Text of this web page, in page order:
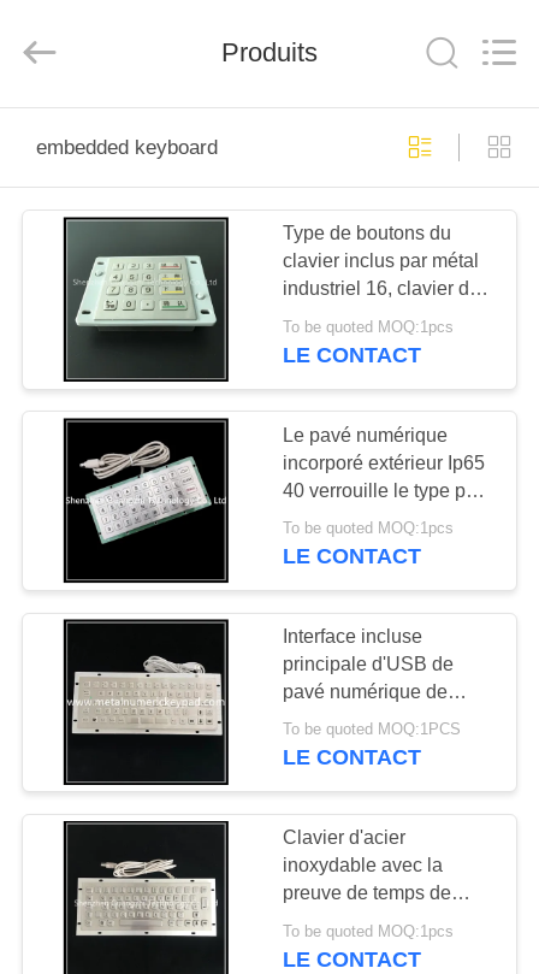
PRODUITS
SUJET
NOUS
VISITE
D'USINE
CONTRÔLE
DE
QUALITÉ
CONTACTEZ-
NOUS
DEMANDEZ
CITATION
Produits
embedded keyboard
Type de boutons du
clavier inclus par métal
industriel 16, clavier de
police à la carte
To be quoted MOQ:1pcs
LE CONTACT
Le pavé numérique
incorporé extérieur Ip65
40 verrouille le type pour
le
kiosque/ascenseur/
To be quoted MOQ:1pcs
LE CONTACT
Interface incluse
principale d'USB de
pavé numérique de
l'acier inoxydable 68
avec la fonction F-N
To be quoted MOQ:1PCS
LE CONTACT
Clavier d'acier
inoxydable avec la
preuve de temps de
connexion d'Usb avec
des touches de fonction
To be quoted MOQ:1pcs
LE CONTACT